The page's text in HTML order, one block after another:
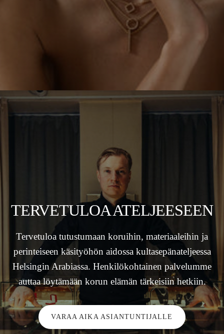
TERVETULOA ATELJEESEEN
Tervetuloa tutustumaan koruihin, materiaaleihin ja
perinteiseen käsityöhön aidossa kultasepänateljeessa
Helsingin Arabiassa. Henkilökohtainen palvelumme
auttaa löytämään korun elämän tärkeisiin hetkiin.
VARAA AIKA ASIANTUNTIJALLE